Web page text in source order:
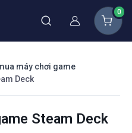
Thành viên
0
máy chơi game
Deck
Steam Deck